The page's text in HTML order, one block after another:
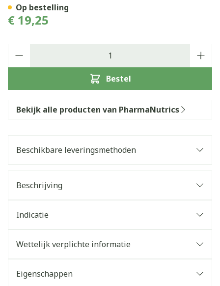
€ 19,25
Bestel
Op bestelling
Bekijk alle producten van PharmaNutrics
Beschikbare leveringsmethoden
Beschrijving
Indicatie
Wettelijk verplichte informatie
Eigenschappen